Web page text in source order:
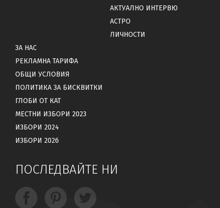
АКТУАЛНО ИНТЕРВЮ
АСТРО
ЛИЧНОСТИ
ЗА НАС
РЕКЛАМНА ТАРИФА
ОБЩИ УСЛОВИЯ
ПОЛИТИКА ЗА БИСКВИТКИ
ГЛОБИ ОТ КАТ
МЕСТНИ ИЗБОРИ 2023
ИЗБОРИ 2024
ИЗБОРИ 2026
ПОСЛЕДВАЙТЕ НИ